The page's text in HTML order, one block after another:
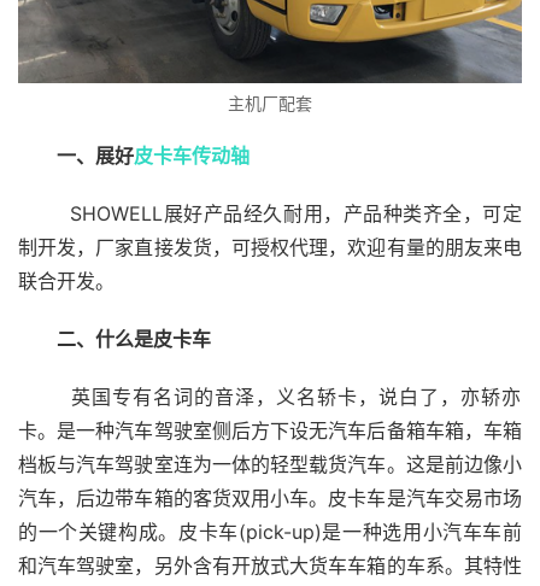
主机厂配套
一、展好皮卡车传动轴
制开发，厂家直接发货，可授权代理，欢迎有量的朋友来电
联合开发。
二、什么是皮卡车
卡。是一种汽车驾驶室侧后方下设无汽车后备箱车箱，车箱
档板与汽车驾驶室连为一体的轻型载货汽车。这是前边像小
汽车，后边带车箱的客货双用小车。皮卡车是汽车交易市场
的一个关键构成。皮卡车(pick-up)是一种选用小汽车车前
和汽车驾驶室，另外含有开放式大货车车箱的车系。其特性